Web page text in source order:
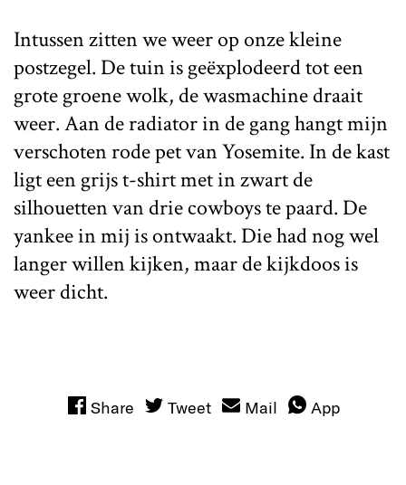
Intussen zitten we weer op onze kleine
postzegel. De tuin is geëxplodeerd tot een
grote groene wolk, de wasmachine draait
weer. Aan de radiator in de gang hangt mijn
verschoten rode pet van Yosemite. In de kast
ligt een grijs t-shirt met in zwart de
silhouetten van drie cowboys te paard. De
yankee in mij is ontwaakt. Die had nog wel
langer willen kijken, maar de kijkdoos is
weer dicht.
Share Tweet Mail App